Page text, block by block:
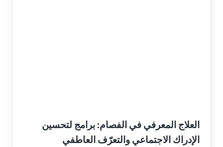
العلاج المعرفي في الفصام: برامج لتحسين
الإدراك الاجتماعي والتعرّف العاطفي